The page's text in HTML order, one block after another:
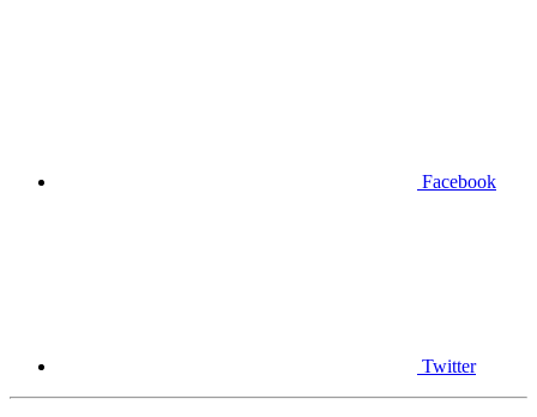
Facebook
Twitter